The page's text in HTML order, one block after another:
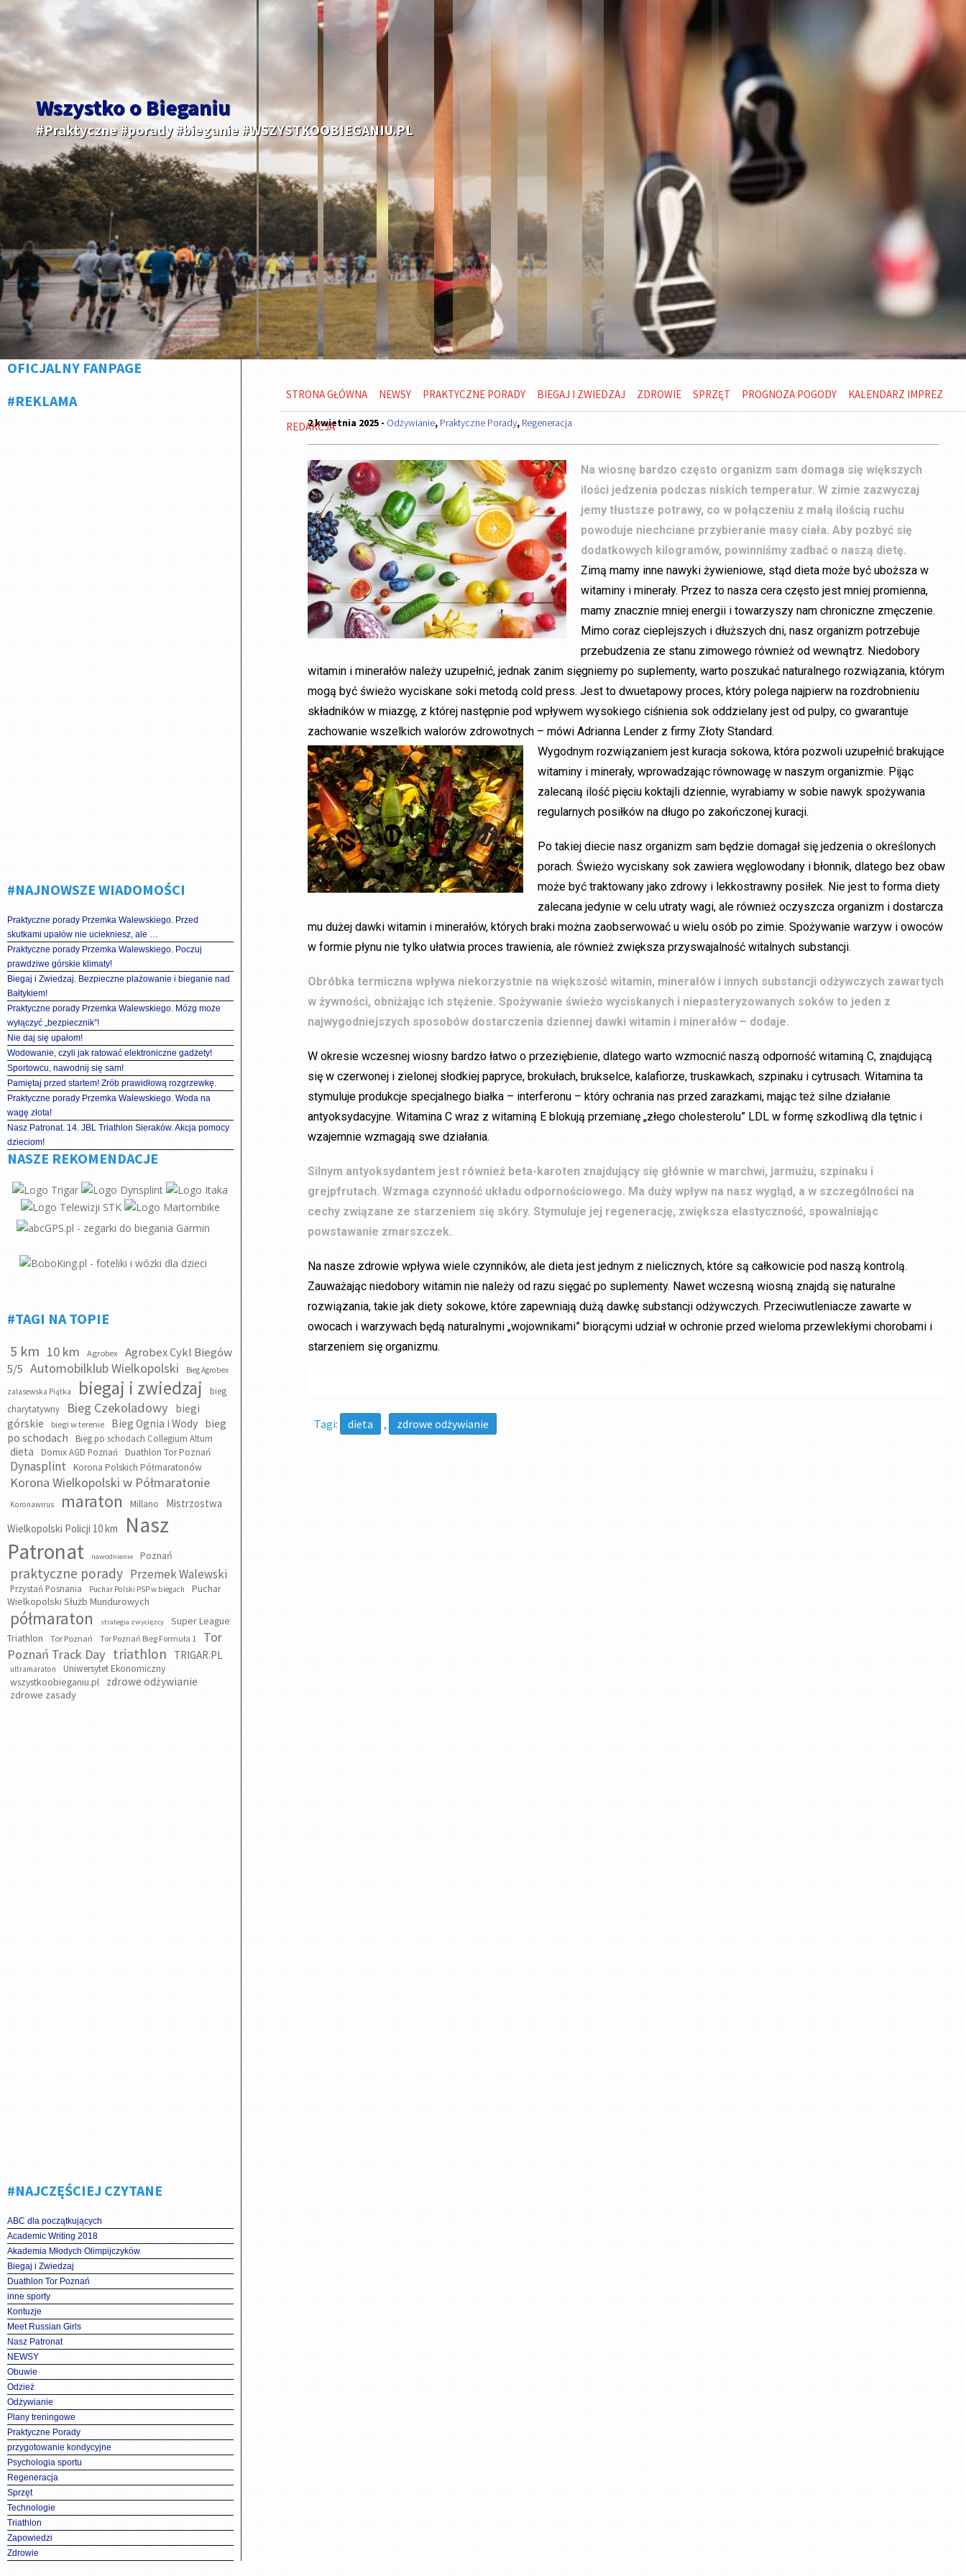
Wszystko o Bieganiu
#Praktyczne #porady #bieganie #WSZYSTKOOBIEGANIU.PL
OFICJALNY FANPAGE
#REKLAMA
#NAJNOWSZE WIADOMOŚCI
Praktyczne porady Przemka Walewskiego. Przed
skutkami upałów nie uciekniesz, ale …
Praktyczne porady Przemka Walewskiego. Poczuj
prawdziwe górskie klimaty!
Biegaj i Zwiedzaj. Bezpieczne plażowanie i bieganie nad
Bałtykiem!
Praktyczne porady Przemka Walewskiego. Mózg może
wyłączyć „bezpiecznik”!
Nie daj się upałom!
Wodowanie, czyli jak ratować elektroniczne gadżety!
Sportowcu, nawodnij się sam!
Pamiętaj przed startem! Zrób prawidłową rozgrzewkę.
Praktyczne porady Przemka Walewskiego. Woda na
wagę złota!
Nasz Patronat. 14. JBL Triathlon Sieraków. Akcja pomocy
dzieciom!
NASZE REKOMENDACJE
#TAGI NA TOPIE
5 km 10 km Agrobex
Agrobex Cykl Biegów
5/5 Automobilklub Wielkopolski Bieg Agrobex
zalasewska Piątka biegaj i zwiedzaj
bieg
charytatywny
Bieg Czekoladowy
biegi
górskie
biegi w terenie Bieg Ognia i Wody bieg
po schodach
Bieg po schodach Collegium Altum
dieta Domix AGD Poznań Duathlon Tor Poznań
Dynasplint Korona Polskich Półmaratonów
Korona Wielkopolski w Półmaratonie
Koronawirus maraton Millano
Mistrzostwa
Wielkopolski Policji 10 km
Nasz
Patronat
nawodnienie Poznań
praktyczne porady Przemek Walewski
Przystań Posnania Puchar Polski PSP w biegach
Puchar
Wielkopolski Służb Mundurowych
półmaraton strategia zwycięzcy
Super League
Triathlon
Tor Poznań Tor Poznań Bieg Formuła 1
Tor
Poznań Track Day triathlon TRIGAR.PL
ultramaraton Uniwersytet Ekonomiczny
wszystkoobieganiu.pl zdrowe odżywianie
zdrowe zasady
#NAJCZĘŚCIEJ CZYTANE
ABC dla początkujących
Academic Writing 2018
Akademia Młodych Olimpijczyków
Biegaj i Zwiedzaj
Duathlon Tor Poznań
inne sporty
Kontuzje
Meet Russian Girls
Nasz Patronat
NEWSY
Obuwie
Odzież
Odżywianie
Plany treningowe
Praktyczne Porady
przygotowanie kondycyjne
Psychologia sportu
Regeneracja
Sprzęt
Technologie
Triathlon
Zapowiedzi
Zdrowie
STRONA GŁÓWNA NEWSY PRAKTYCZNE PORADY BIEGAJ I ZWIEDZAJ ZDROWIE SPRZĘT PROGNOZA POGODY KALENDARZ IMPREZ
REDAKCJA
2 kwietnia 2025 - Odżywianie, Praktyczne Porady, Regeneracja
Na wiosnę bardzo często organizm sam domaga się większych
ilości jedzenia podczas niskich temperatur. W zimie zazwyczaj
jemy tłustsze potrawy, co w połączeniu z małą ilością ruchu
powoduje niechciane przybieranie masy ciała. Aby pozbyć się
dodatkowych kilogramów, powinniśmy zadbać o naszą dietę.
Zimą mamy inne nawyki żywieniowe, stąd dieta może być uboższa w
witaminy i minerały. Przez to nasza cera często jest mniej promienna,
mamy znacznie mniej energii i towarzyszy nam chroniczne zmęczenie.
Mimo coraz cieplejszych i dłuższych dni, nasz organizm potrzebuje
przebudzenia ze stanu zimowego również od wewnątrz. Niedobory
witamin i minerałów należy uzupełnić, jednak zanim sięgniemy po suplementy, warto poszukać naturalnego rozwiązania, którym
mogą być świeżo wyciskane soki metodą cold press. Jest to dwuetapowy proces, który polega najpierw na rozdrobnieniu
składników w miazgę, z której następnie pod wpływem wysokiego ciśnienia sok oddzielany jest od pulpy, co gwarantuje
zachowanie wszelkich walorów zdrowotnych – mówi Adrianna Lender z firmy Złoty Standard.
Wygodnym rozwiązaniem jest kuracja sokowa, która pozwoli uzupełnić brakujące
witaminy i minerały, wprowadzając równowagę w naszym organizmie. Pijąc
zalecaną ilość pięciu koktajli dziennie, wyrabiamy w sobie nawyk spożywania
regularnych posiłków na długo po zakończonej kuracji.
Po takiej diecie nasz organizm sam będzie domagał się jedzenia o określonych
porach. Świeżo wyciskany sok zawiera węglowodany i błonnik, dlatego bez obaw
może być traktowany jako zdrowy i lekkostrawny posiłek. Nie jest to forma diety
zalecana jedynie w celu utraty wagi, ale również oczyszcza organizm i dostarcza
mu dużej dawki witamin i minerałów, których braki można zaobserwować u wielu osób po zimie. Spożywanie warzyw i owoców
w formie płynu nie tylko ułatwia proces trawienia, ale również zwiększa przyswajalność witalnych substancji.
Obróbka termiczna wpływa niekorzystnie na większość witamin, minerałów i innych substancji odżywczych zawartych
w żywności, obniżając ich stężenie. Spożywanie świeżo wyciskanych i niepasteryzowanych soków to jeden z
najwygodniejszych sposobów dostarczenia dziennej dawki witamin i minerałów – dodaje.
W okresie wczesnej wiosny bardzo łatwo o przeziębienie, dlatego warto wzmocnić naszą odporność witaminą C, znajdującą
się w czerwonej i zielonej słodkiej papryce, brokułach, brukselce, kalafiorze, truskawkach, szpinaku i cytrusach. Witamina ta
stymuluje produkcje specjalnego białka – interferonu – który ochrania nas przed zarazkami, mając też silne działanie
antyoksydacyjne. Witamina C wraz z witaminą E blokują przemianę „złego cholesterolu” LDL w formę szkodliwą dla tętnic i
wzajemnie wzmagają swe działania.
Silnym antyoksydantem jest również beta-karoten znajdujący się głównie w marchwi, jarmużu, szpinaku i
grejpfrutach. Wzmaga czynność układu odpornościowego. Ma duży wpływ na nasz wygląd, a w szczególności na
cechy związane ze starzeniem się skóry. Stymuluje jej regenerację, zwiększa elastyczność, spowalniając
powstawanie zmarszczek.
Na nasze zdrowie wpływa wiele czynników, ale dieta jest jednym z nielicznych, które są całkowicie pod naszą kontrolą.
Zauważając niedobory witamin nie należy od razu sięgać po suplementy. Nawet wczesną wiosną znajdą się naturalne
rozwiązania, takie jak diety sokowe, które zapewniają dużą dawkę substancji odżywczych. Przeciwutleniacze zawarte w
owocach i warzywach będą naturalnymi „wojownikami” biorącymi udział w ochronie przed wieloma przewlekłymi chorobami i
starzeniem się organizmu.
Tagi: dieta , zdrowe odżywianie